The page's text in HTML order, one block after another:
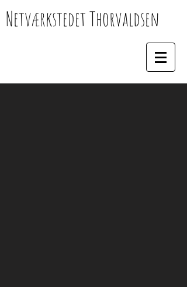
Netværkstedet Thorvaldsen